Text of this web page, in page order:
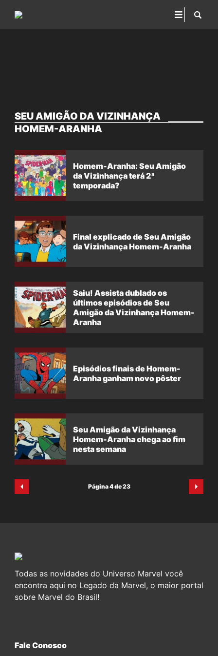
SEU AMIGÃO DA VIZINHANÇA
HOMEM-ARANHA
Homem-Aranha: Seu Amigão
da Vizinhança terá 2ª
temporada?
Final explicado de Seu Amigão
da Vizinhança Homem-Aranha
Saiu! Assista dublado os
últimos episódios de Seu
Amigão da Vizinhança Homem-
Aranha
Episódios finais de Homem-
Aranha ganham novo pôster
Seu Amigão da Vizinhança
Homem-Aranha chega ao fim
nesta semana
Página 4 de 23
Todas as novidades do Universo Marvel você
encontra aqui no Legado da Marvel, o maior portal
sobre Marvel do Brasil!
Fale Conosco